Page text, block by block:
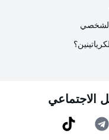
الشخصي
الاجتماعي